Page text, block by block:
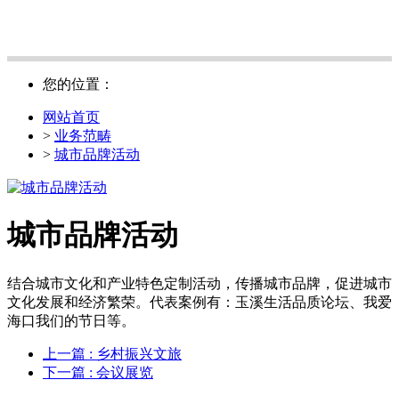
您的位置：
网站首页
> 业务范畴
> 城市品牌活动
城市品牌活动
结合城市文化和产业特色定制活动，传播城市品牌，促进城市
文化发展和经济繁荣。代表案例有：玉溪生活品质论坛、我爱
海口我们的节日等。
上一篇 : 乡村振兴文旅
下一篇 : 会议展览